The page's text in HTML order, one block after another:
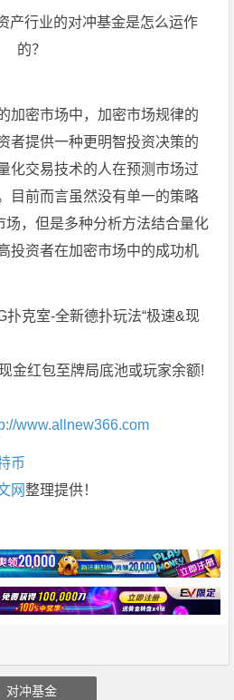
加密市场中，加密市场规律的
者提供一种更明智投资决策的
化交易技术的人在预测市场过
目前而言虽然没有单一的策略
场，但是多种分析方法结合量化
投资者在加密市场中的成功机
扑克室-全新德扑玩法“极速&现
金红包至牌局底池或玩家余额!
www.allnew366.com
币
网整理提供！
对冲基金